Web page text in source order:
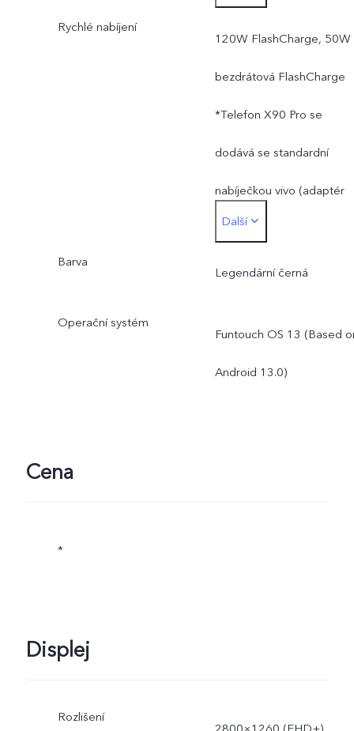
mAh (7.78V), ekvivalent k
4700 mAh (3.89V).
Skutečná energie: 18.47
Wh.
*Udávaná kapacita baterie
je 4700 mAh.
Rychlé nabíjení
120W FlashCharge, 50W
bezdrátová FlashCharge
*Telefon X90 Pro se
dodává se standardní
nabíječkou vivo (adaptér
FlashCharge 20V / 6A), a
umožňuje nabíjení
Skutečný nabíjecí výkon se
dynamicky přizpůsobuje
Další
Barva
Legendární černá
Operační systém
Funtouch OS 13 (Based
Android 13.0)
Cena
*
Displej
Rozlišení